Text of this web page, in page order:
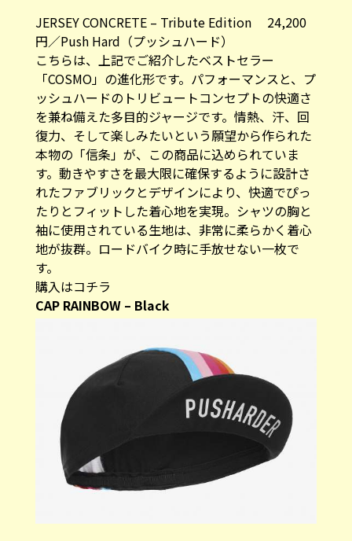
JERSEY CONCRETE – Tribute Edition 24,200
円／Push Hard（プッシュハード）
こちらは、上記でご紹介したベストセラー
「COSMO」の進化形です。パフォーマンスと、プ
ッシュハードのトリビュートコンセプトの快適さ
を兼ね備えた多目的ジャージです。情熱、汗、回
復力、そして楽しみたいという願望から作られた
本物の「信条」が、この商品に込められていま
す。動きやすさを最大限に確保するように設計さ
れたファブリックとデザインにより、快適でぴっ
たりとフィットした着心地を実現。シャツの胸と
袖に使用されている生地は、非常に柔らかく着心
地が抜群。ロードバイク時に手放せない一枚で
す。
購入はコチラ
CAP RAINBOW – Black